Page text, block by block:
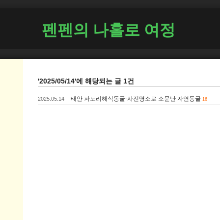
펜펜의 나홀로 여정
'2025/05/14'에 해당되는 글 1건
2025.05.14 태안 파도리해식동굴-사진명소로 소문난 자연동굴 16